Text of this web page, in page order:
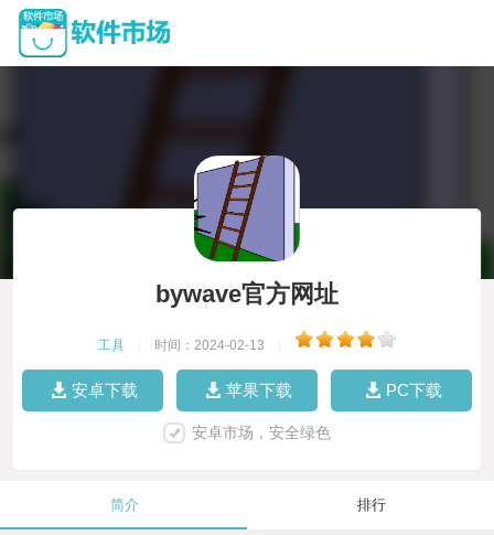
bywave官方网址
工具 时间：2024-02-13
安卓下载 苹果下载 PC下载
安卓市场，安全绿色
简介 排行